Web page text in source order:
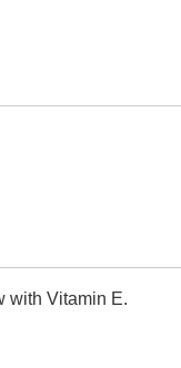
with Vitamin E.